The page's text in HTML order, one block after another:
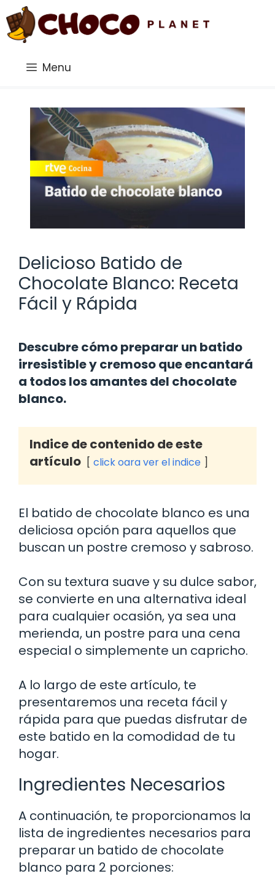
Saltar
al
contenido
Menu
Delicioso Batido de
Chocolate Blanco: Receta
Fácil y Rápida
Descubre cómo preparar un batido
irresistible y cremoso que encantará
a todos los amantes del chocolate
blanco.
Indice de contenido de este
artículo
click oara ver el indice
El batido de chocolate blanco es una
deliciosa opción para aquellos que
buscan un postre cremoso y sabroso.
Con su textura suave y su dulce sabor,
se convierte en una alternativa ideal
para cualquier ocasión, ya sea una
merienda, un postre para una cena
especial o simplemente un capricho.
A lo largo de este artículo, te
presentaremos una receta fácil y
rápida para que puedas disfrutar de
este batido en la comodidad de tu
hogar.
Ingredientes Necesarios
A continuación, te proporcionamos la
lista de ingredientes necesarios para
preparar un batido de chocolate
blanco para 2 porciones: